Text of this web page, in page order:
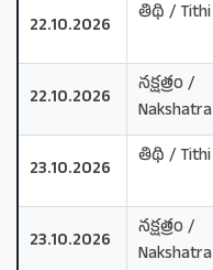
22.10.2026
తిథి / Tithi
22.10.2026
నక్షత్రం /
Nakshatra
23.10.2026
తిథి / Tithi
23.10.2026
నక్షత్రం /
Nakshatra